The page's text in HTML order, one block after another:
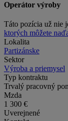
Operátor výroby
Táto pozícia už nie
ktorých môžete
Lokalita
Partizánske
Sektor
Výroba a priemysel
Typ kontraktu
Trvalý pracovný
Mzda
1 300 €
Uverejnené